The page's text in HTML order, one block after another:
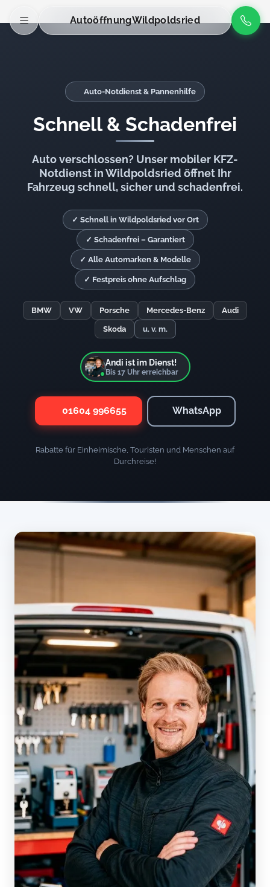
AutoöffnungWildpoldsried
Auto-Notdienst & Pannenhilfe
Schnell & Schadenfrei
Auto verschlossen? Unser mobiler KFZ-
Notdienst in Wildpoldsried öffnet Ihr
Fahrzeug schnell, sicher und schadenfrei.
✓ Schnell in Wildpoldsried vor Ort
✓ Schadenfrei – Garantiert
✓ Alle Automarken & Modelle
✓ Festpreis ohne Aufschlag
BMW VW Porsche Mercedes-Benz Audi
Skoda u. v. m.
Andi ist im Dienst!
Bis 17Uhr erreichbar
01604 996655 WhatsApp
Rabatte für Einheimische, Touristen und Menschen auf
Durchreise!